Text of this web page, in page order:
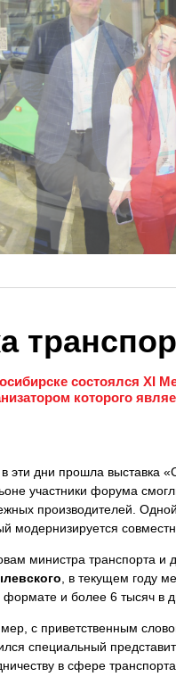
состоялся XI
которого
эти дни прошла выставка
участники форума
производителей.
модернизируется
министра транспорта и
, в текущем году
и более 6 тысяч в
с приветственным
специальный
в сфере транспорта